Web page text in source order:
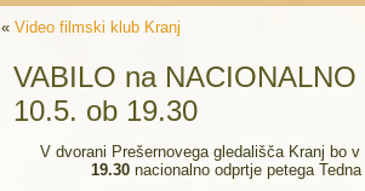
« Video filmski klub Kranj
VABILO na
10.5. ob 19.30
V dvorani Prešernovega gledališča Kranj bo
19.30 nacionalno odprtje petega